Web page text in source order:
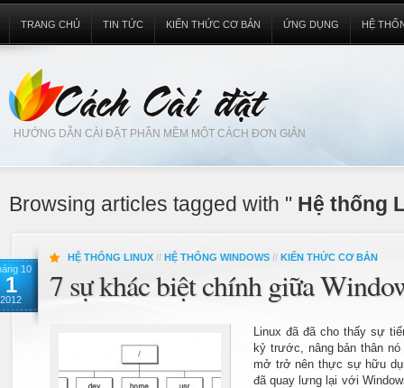
HƯỚNG DẪN CÀI ĐẶT PHẦN MỀM MỘT CÁCH ĐƠN GIẢN
TRANG CHỦ TIN TỨC KIẾN THỨC CƠ BẢN ỨNG DỤNG HỆ
Browsing articles tagged with " Hệ thống
10
1
2012
HỆ THỐNG LINUX // HỆ THỐNG WINDOWS // KIẾN THỨC CƠ BẢN
7 sự khác biệt chính giữa
Linux đã đã cho thấy sự
kỷ trước, nâng bản thân
mở trở nên thực sự hữu
đã quay lưng lại với